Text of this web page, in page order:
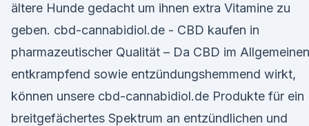
ältere Hunde gedacht um ihnen extra Vitamine zu
geben. cbd-cannabidiol.de - CBD kaufen in
pharmazeutischer Qualität – Da CBD im Allgemeinen
entkrampfend sowie entzündungshemmend wirkt,
können unsere cbd-cannabidiol.de Produkte für ein
breitgefächertes Spektrum an entzündlichen und